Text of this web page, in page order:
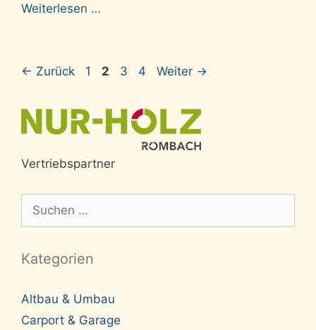
Weiterlesen …
← Zurück Seite
1 Seite
2 Seite
3 Seite
4 Weiter →
Vertriebspartner
nach:
Kategorien
Altbau & Umbau
Carport & Garage